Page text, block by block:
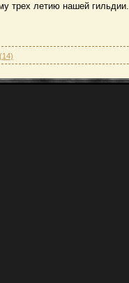
трех летию нашей гильдии.